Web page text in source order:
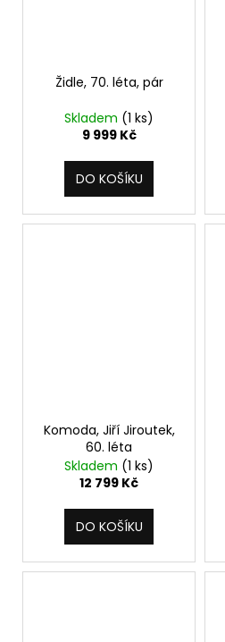
Židle, 70. léta, pár
Skladem (1 ks)
9 999 Kč
DO KOŠÍKU
Komoda, Jiří Jiroutek,
60. léta
Skladem (1 ks)
12 799 Kč
DO KOŠÍKU